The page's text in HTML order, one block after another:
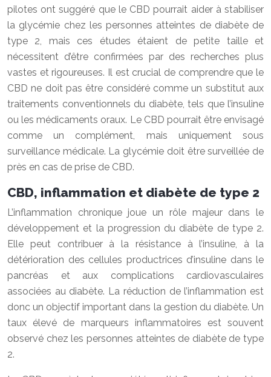
pilotes ont suggéré que le CBD pourrait aider à stabiliser
la glycémie chez les personnes atteintes de diabète de
type 2, mais ces études étaient de petite taille et
nécessitent d’être confirmées par des recherches plus
vastes et rigoureuses. Il est crucial de comprendre que le
CBD ne doit pas être considéré comme un substitut aux
traitements conventionnels du diabète, tels que l’insuline
ou les médicaments oraux. Le CBD pourrait être envisagé
comme un complément, mais uniquement sous
surveillance médicale. La glycémie doit être surveillée de
près en cas de prise de CBD.
CBD, inflammation et diabète de type 2
L’inflammation chronique joue un rôle majeur dans le
développement et la progression du diabète de type 2.
Elle peut contribuer à la résistance à l’insuline, à la
détérioration des cellules productrices d’insuline dans le
pancréas et aux complications cardiovasculaires
associées au diabète. La réduction de l’inflammation est
donc un objectif important dans la gestion du diabète. Un
taux élevé de marqueurs inflammatoires est souvent
observé chez les personnes atteintes de diabète de type
2.